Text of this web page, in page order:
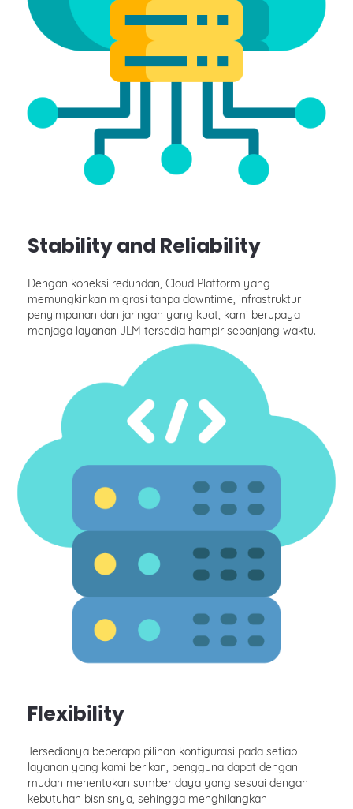
Stability and Reliability
Dengan koneksi redundan, Cloud Platform yang
memungkinkan migrasi tanpa downtime, infrastruktur
penyimpanan dan jaringan yang kuat, kami berupaya
menjaga layanan JLM tersedia hampir sepanjang waktu.
Flexibility
Tersedianya beberapa pilihan konfigurasi pada setiap
layanan yang kami berikan, pengguna dapat dengan
mudah menentukan sumber daya yang sesuai dengan
kebutuhan bisnisnya, sehingga menghilangkan